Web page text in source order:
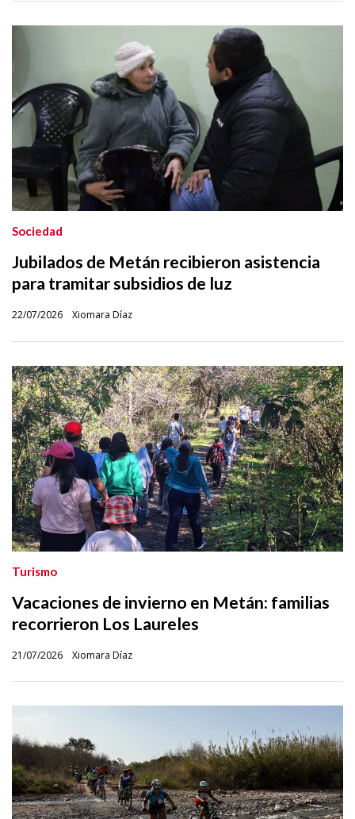
Jubilados de Metán recibieron asistencia
para tramitar subsidios de luz
Xiomara Díaz
Sociedad
22/07/2026
Vacaciones de invierno en Metán: familias
recorrieron Los Laureles
Xiomara Díaz
Turismo
21/07/2026